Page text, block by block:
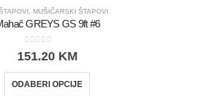
MUŠIČARSKI ŠTAPOVI
GREYS GS 9ft #6
0out of 5
151.20 KM
ODABERI OPCIJE